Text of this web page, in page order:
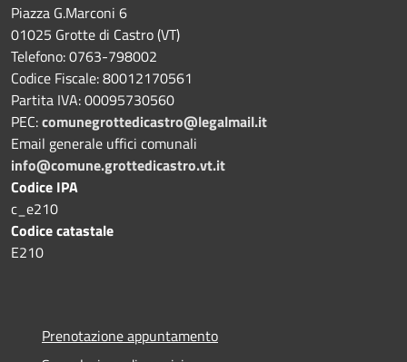
Piazza G.Marconi 6
01025 Grotte di Castro (VT)
Telefono: 0763-798002
Codice Fiscale: 80012170561
Partita IVA: 00095730560
PEC:comunegrottedicastro@legalmail.it
Email generale uffici comunali
info@comune.grottedicastro.vt.it
Codice IPA
c_e210
Codice catastale
E210
Prenotazione appuntamento